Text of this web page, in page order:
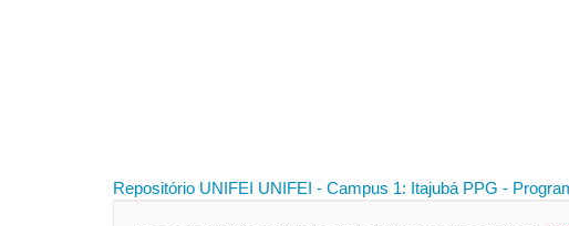
Repositório UNIFEI UNIFEI - Campus 1: Itajubá PPG -